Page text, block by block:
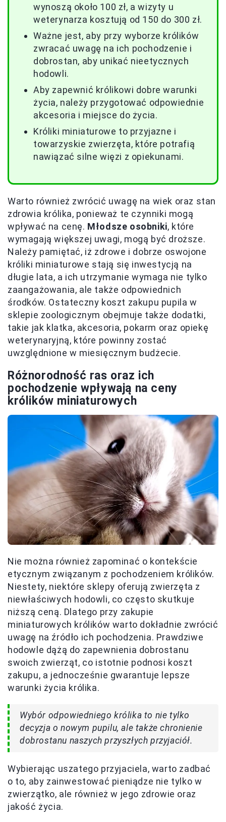
wynoszą około 100 zł, a wizyty u
weterynarza kosztują od 150 do 300 zł.
Ważne jest, aby przy wyborze królików
zwracać uwagę na ich pochodzenie i
dobrostan, aby unikać nieetycznych
hodowli.
Aby zapewnić królikowi dobre warunki
życia, należy przygotować odpowiednie
akcesoria i miejsce do życia.
Króliki miniaturowe to przyjazne i
towarzyskie zwierzęta, które potrafią
nawiązać silne więzi z opiekunami.
Warto również zwrócić uwagę na wiek oraz stan
zdrowia królika, ponieważ te czynniki mogą
wpływać na cenę. Młodsze osobniki, które
wymagają większej uwagi, mogą być droższe.
Należy pamiętać, iż zdrowe i dobrze oswojone
króliki miniaturowe stają się inwestycją na
długie lata, a ich utrzymanie wymaga nie tylko
zaangażowania, ale także odpowiednich
środków. Ostateczny koszt zakupu pupila w
sklepie zoologicznym obejmuje także dodatki,
takie jak klatka, akcesoria, pokarm oraz opiekę
weterynaryjną, które powinny zostać
uwzględnione w miesięcznym budżecie.
Różnorodność ras oraz ich
pochodzenie wpływają na ceny
królików miniaturowych
Nie można również zapominać o kontekście
etycznym związanym z pochodzeniem królików.
Niestety, niektóre sklepy oferują zwierzęta z
niewłaściwych hodowli, co często skutkuje
niższą ceną. Dlatego przy zakupie
miniaturowych królików warto dokładnie zwrócić
uwagę na źródło ich pochodzenia. Prawdziwe
hodowle dążą do zapewnienia dobrostanu
swoich zwierząt, co istotnie podnosi koszt
zakupu, a jednocześnie gwarantuje lepsze
warunki życia królika.
Wybór odpowiedniego królika to nie tylko
decyzja o nowym pupilu, ale także chronienie
dobrostanu naszych przyszłych przyjaciół.
Wybierając uszatego przyjaciela, warto zadbać
o to, aby zainwestować pieniądze nie tylko w
zwierzątko, ale również w jego zdrowie oraz
jakość życia.